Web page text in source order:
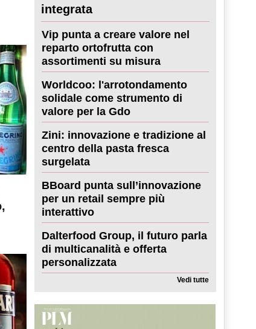
integrata
Vip punta a creare valore nel
reparto ortofrutta con
assortimenti su misura
Worldcoo: l'arrotondamento
solidale come strumento di
valore per la Gdo
Zini: innovazione e tradizione al
centro della pasta fresca
surgelata
BBoard punta sull’innovazione
per un retail sempre più
interattivo
Dalterfood Group, il futuro parla
di multicanalità e offerta
personalizzata
Vedi tutte